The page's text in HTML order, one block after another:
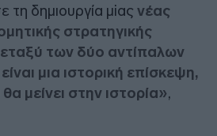
τη δημιουργία μiας νέας
στρατηγικής
των δύο αντίπαλων
μια ιστορική επίσκεψη,
μείνει στην ιστορία»,